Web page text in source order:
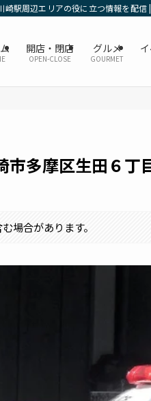
駅周辺エリアの役に立つ情報を配信 |
開店・閉店
OPEN-CLOSE
グルメ
GOURMET
市多摩区生田６丁
場合があります。